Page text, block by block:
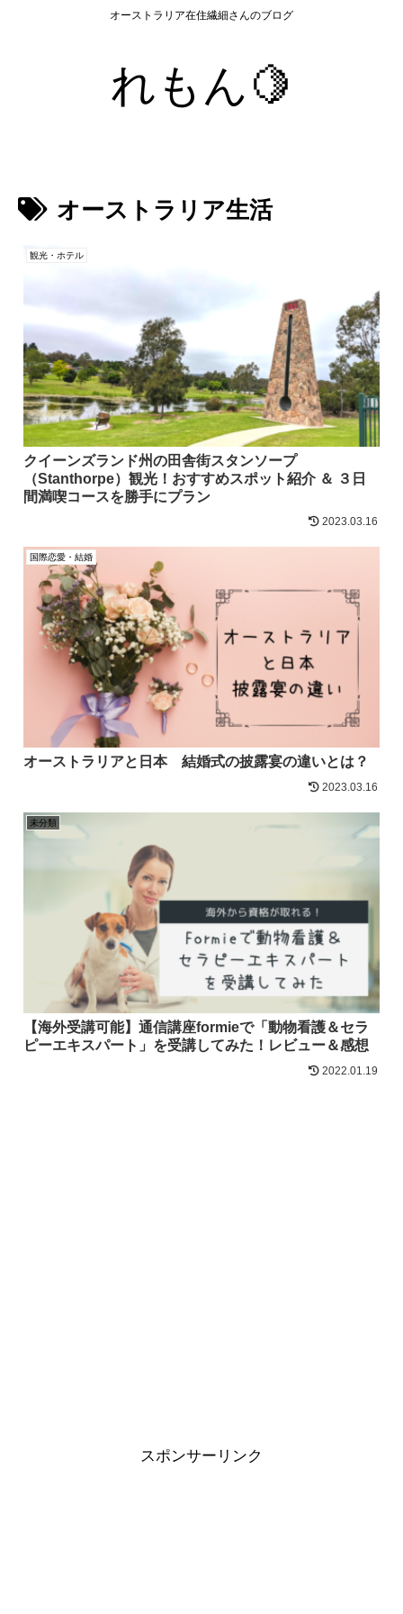
オーストラリア在住繊細さんのブログ
れもん🍋
オーストラリア生活
観光・ホテル
クイーンズランド州の田舎街スタンソープ
（Stanthorpe）観光！おすすめスポット紹介 ＆ ３日
間満喫コースを勝手にプラン
2023.03.16
国際恋愛・結婚
オーストラリアと日本 結婚式の披露宴の違いとは？
2023.03.16
未分類
【海外受講可能】通信講座formieで「動物看護＆セラ
ピーエキスパート」を受講してみた！レビュー＆感想
2022.01.19
スポンサーリンク